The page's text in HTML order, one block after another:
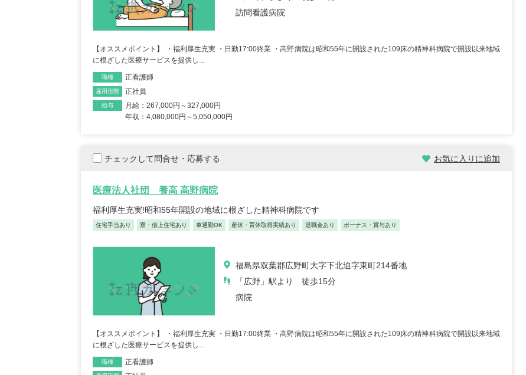
訪問看護病院
【オススメポイント】 ・福利厚生充実 ・日勤17:00終業 ・高野病院は昭和55年に開設された109床の精神科病院で開設以来地域
に根ざした医療サービスを提供し...
職種 正看護師
雇用形態 正社員
給与
月給：267,000円～327,000円
年収：4,080,000円～5,050,000円
チェックして問合せ・応募する お気に入りに追加
医療法人社団 養高 高野病院
福利厚生充実!昭和55年開設の地域に根ざした精神科病院です
住宅手当あり 寮・借上住宅あり 車通勤OK 産休・育休取得実績あり 退職金あり ボーナス・賞与あり
福島県双葉郡広野町大字下北迫字東町214番地
「広野」駅より 徒歩15分
病院
【オススメポイント】 ・福利厚生充実 ・日勤17:00終業 ・高野病院は昭和55年に開設された109床の精神科病院で開設以来地域
に根ざした医療サービスを提供し...
職種 正看護師